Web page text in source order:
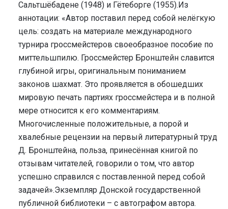
Сальтшёбадене (1948) и Гётеборге (1955).Из
аннотации: «Автор поставил перед собой нелёгкую
цель: создать на материале международного
турнира гроссмейстеров своеобразное пособие по
миттельшпилю. Гроссмейстер Бронштейн славится
глубиной игры, оригинальным пониманием
законов шахмат. Это проявляется в обошедших
мировую печать партиях гроссмейстера и в полной
мере относится к его комментариям.
Многочисленные положительные, а порой и
хвалебные рецензии на первый литературный труд
Д. Бронштейна, польза, принесённая книгой по
отзывам читателей, говорили о том, что автор
успешно справился с поставленной перед собой
задачей».Экземпляр Донской государственной
публичной библиотеки – с автографом автора.